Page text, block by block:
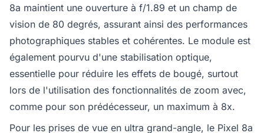
8a maintient une ouverture à f/1.89 et un champ de
vision de 80 degrés, assurant ainsi des performances
photographiques stables et cohérentes. Le module est
également pourvu d'une stabilisation optique,
essentielle pour réduire les effets de bougé, surtout
lors de l'utilisation des fonctionnalités de zoom avec,
comme pour son prédécesseur, un maximum à 8x.
Pour les prises de vue en ultra grand-angle, le Pixel 8a